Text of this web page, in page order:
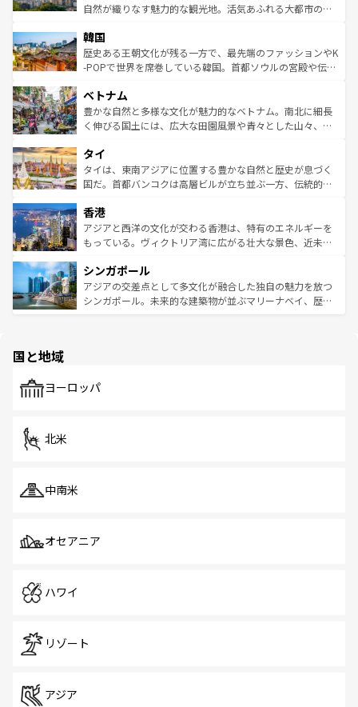
ク、伝統的なフラダンスなど、すべてがハワイの魅力を彩
ワイを、存分に味わってほしい。 なお、新着のハワイ情報
はコンテンツ一覧を参照してほしい。
ど、見どころがたくさん。また、カフェやワイン、オージ
いる。アクティビティも充実しており、サーフィンやダイ
ビング、ハイキングなど、アウトドア好きにはたまらな
い。オーストラリアの多彩な魅力を存分に味わいつくそ
参照してほしい。
自然が織りなす魅力的な観光地。活気あふれる大都市の台
ン）、静ひつな山岳地帯である台湾東部など、都市の喧騒
と山間の静けさが共存しており、訪れる人に新しい発見と
驚きをもたらしてくれる。また、奥深い台湾の食文化も魅
容にもいいと評判のスイーツなど、バラエティ豊かな料理
が味わえる。 なお、新着の台湾情報は コンテンツ一覧を参
照してほしい。
韓国
歴史ある王朝文化が残る一方で、最先端のファッションやK
-POPで世界を席巻している韓国。首都ソウルの宮殿や伝統
き、地方に足を延ばせば四季折々の自然美を楽しむことが
できる。そして、キムチや焼肉、絶品のストリートフード
まで、さまざまな韓国料理が待っている。夜には、韓国な
リティに包まれながら、韓国の多彩な魅力を心ゆくまで味
わってみてほしい。 なお、新着の韓国情報はコンテンツ一
覧を参照してほしい。
ベトナム
豊かな自然と多様な文化が魅力的なベトナム。南北に細長
く伸びる国土には、広大な田園風景や青々とした山々、世
急速な発展と共に伝統が息づく。ハノイの古い町並みやホ
ーチミン市のフランス統治時代の建物も、独特の雰囲気を
醸し出している。また、バラエティの豊かさとおいしさで
とつ。フォーやバインミー、ベトナムコーヒーなどは、ぜ
ひ現地で味わいたい。どの地域を訪れてもあたたかい人々
が旅行者を迎えてくれるので、きっと忘れられない旅にな
参照してほしい。
タイ
タイは、東南アジアに位置する豊かな自然と歴史が息づく
国だ。首都バンコクは高層ビルが立ち並ぶ一方、伝統的な
の活気が交差している。北部ではチェンマイなどの山岳地
帯で自然と触れ合い、南部ではプーケットやクラビの美し
いビーチでリゾート気分を楽しむことができる。タイ料理
激する。気候は一年中温暖で、どの季節にも異なる楽しみ
が待っている。親しみやすいタイの人々、仏教を中心とし
た文化、そして多様な観光資源が、訪れる旅人を魅了し続
香港
アジアと西洋の文化が交わる香港は、特有のエネルギーを
もっている。ヴィクトリア湾に広がる壮大な景色、近未来
み、どこを訪れても感動するはず。観光スポットが密集し
ており、効率よく見どころを回れるのも魅力。息をのむよ
うな絶景から文化的な体験まで、香港を存分に楽しみ尽く
シンガポール
アジアの交差点として多文化が融合した独自の魅力を放つ
シンガポール。未来的な建築物が並ぶマリーナベイ、歴史
で、ホーカーズは地元の風情を楽しめる外せないスポット
国と地域
ヨーロッパ
北米
中南米
オセアニア
ハワイ
リゾート
アジア